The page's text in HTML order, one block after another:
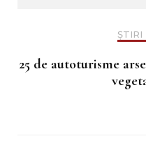
ȘTIRI
25 de autoturisme